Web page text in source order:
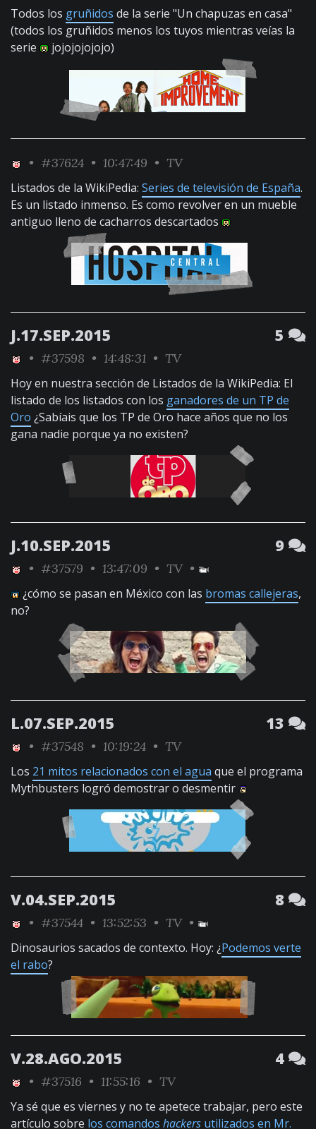
Todos los gruñidos de la serie "Un chapuzas en casa"
(todos los gruñidos menos los tuyos mientras veías la
serie
jojojojojojo)
• #37624 • 10:47:49 • TV
Listados de la WikiPedia: Series de televisión de España.
Es un listado inmenso. Es como revolver en un mueble
antiguo lleno de cacharros descartados
J.17.SEP.2015 5
• #37598 • 14:48:31 • TV
Hoy en nuestra sección de Listados de la WikiPedia: El
listado de los listados con los ganadores de un TP de
Oro ¿Sabíais que los TP de Oro hace años que no los
gana nadie porque ya no existen?
J.10.SEP.2015 9
• #37579 • 13:47:09 • TV•
¿cómo se pasan en México con las bromas callejeras,
no?
L.07.SEP.2015 13
• #37548 • 10:19:24 • TV
Los 21 mitos relacionados con el agua que el programa
Mythbusters logró demostrar o desmentir
V.04.SEP.2015 8
• #37544 • 13:52:53 • TV•
Dinosaurios sacados de contexto. Hoy: ¿Podemos verte
el rabo?
V.28.AGO.2015 4
• #37516 • 11:55:16 • TV
Ya sé que es viernes y no te apetece trabajar, pero este
artículo sobre los comandos hackers utilizados en Mr.